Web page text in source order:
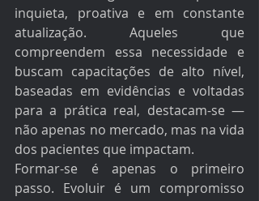
inquieta, proativa e em constante
atualização. Aqueles que
compreendem essa necessidade e
buscam capacitações de alto nível,
baseadas em evidências e voltadas
para a prática real, destacam-se —
não apenas no mercado, mas na vida
dos pacientes que impactam.
Formar-se é apenas o primeiro
passo. Evoluir é um compromisso